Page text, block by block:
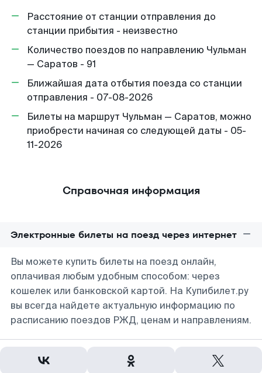
Расстояние от станции отправления до
станции прибытия - неизвестно
Количество поездов по направлению Чульман
— Саратов - 91
Ближайшая дата отбытия поезда со станции
отправления - 07-08-2026
Билеты на маршрут Чульман — Саратов, можно
приобрести начиная со следующей даты - 05-
11-2026
Справочная информация
Электронные билеты на поезд через интернет
Вы можете купить билеты на поезд онлайн,
оплачивая любым удобным способом: через
кошелек или банковской картой. На Купибилет.ру
вы всегда найдете актуальную информацию по
расписанию поездов РЖД, ценам и направлениям.